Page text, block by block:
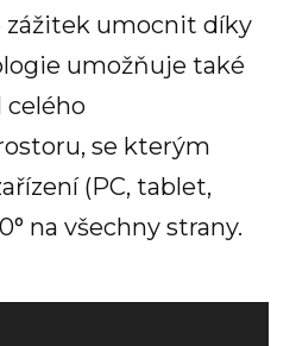
zážitek umocnit díky
umožňuje také
celého
se kterým
(PC, tablet,
na všechny strany.